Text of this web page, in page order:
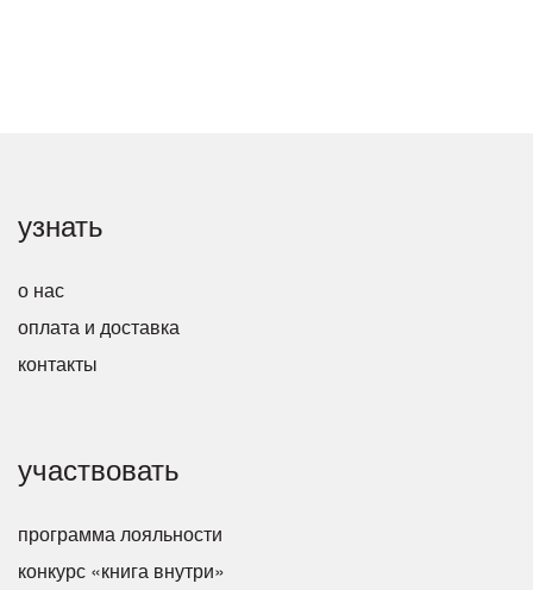
узнать
о нас
оплата и доставка
контакты
участвовать
программа лояльности
конкурс «книга внутри»